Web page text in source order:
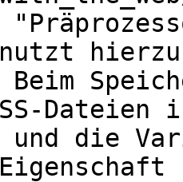
nutzt
Dateien
und die